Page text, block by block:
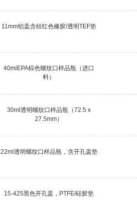
11mm铝盖含桔红色橡胶/透明TEF垫
40mlEPA棕色螺纹口样品瓶（进口
料）
30ml透明螺纹口样品瓶（72.5 x
27.5mm）
22ml透明螺纹口样品瓶，含开孔盖垫
15-425黑色开孔盖，PTFE/硅胶垫